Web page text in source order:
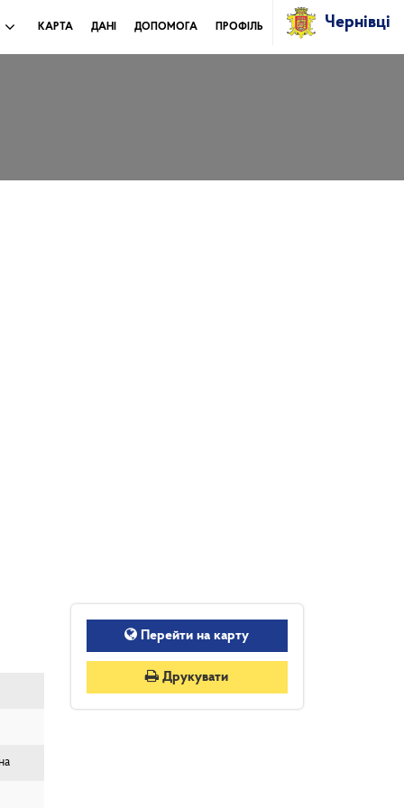
КАРТА ДАНІ ДОПОМОГА ПРОФІЛЬ Чернівці
Перейти на карту
Друкувати